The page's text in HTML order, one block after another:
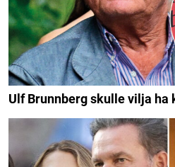
Ulf Brunnberg skulle vilja ha